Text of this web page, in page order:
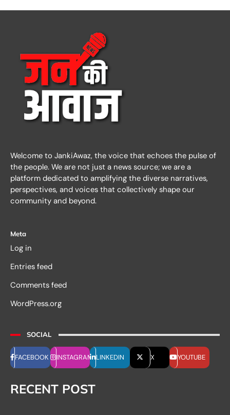
Welcome to JankiAwaz, the voice that echoes the pulse of
the people. We are not just a news source; we are a
platform dedicated to amplifying the diverse narratives,
perspectives, and voices that collectively shape our
community and beyond.
Meta
Log in
Entries feed
Comments feed
WordPress.org
SOCIAL
FACEBOOK INSTAGRAM LINKEDIN X YOUTUBE
RECENT POST